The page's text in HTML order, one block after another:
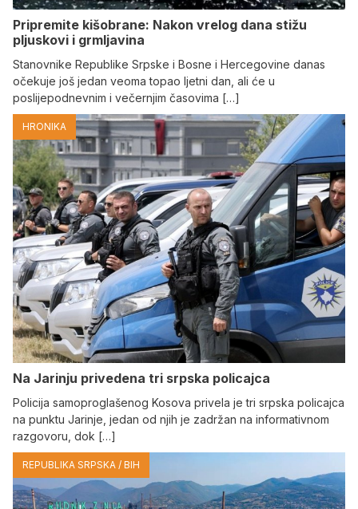
Pripremite kišobrane: Nakon vrelog dana stižu
pljuskovi i grmljavina
Stanovnike Republike Srpske i Bosne i Hercegovine danas
očekuje još jedan veoma topao ljetni dan, ali će u
poslijepodnevnim i večernjim časovima […]
HRONIKA
Na Јarinju privedena tri srpska policajca
Policija samoproglašenog Kosova privela je tri srpska policajca
na punktu Јarinje, jedan od njih je zadržan na informativnom
razgovoru, dok […]
REPUBLIKA SRPSKA / BIH